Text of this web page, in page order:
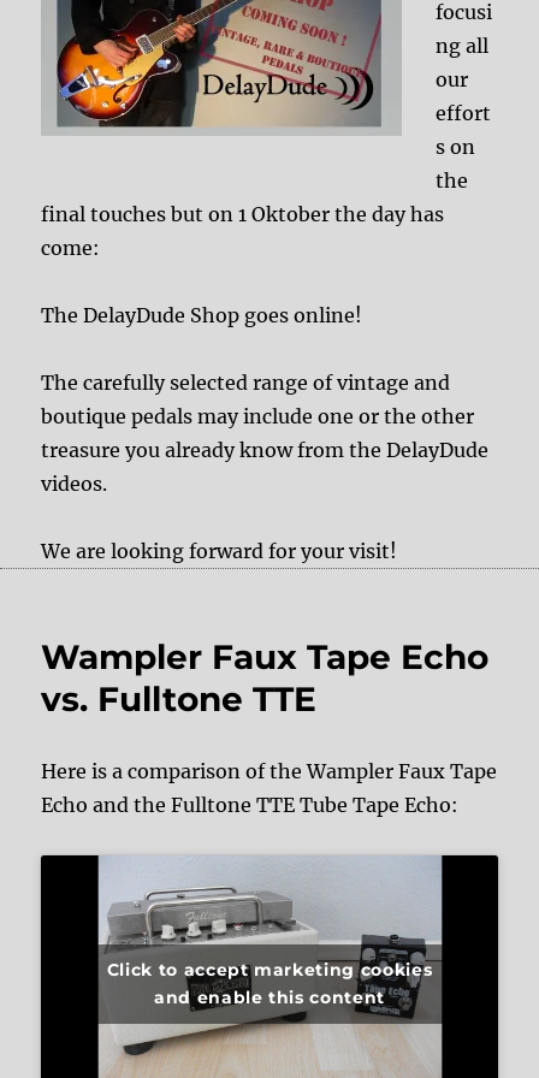
focusi
ng all
our
effort
s on
the
final touches but on 1 Oktober the day has
come:
The DelayDude Shop goes online!
The carefully selected range of vintage and
boutique pedals may include one or the other
treasure you already know from the DelayDude
videos.
We are looking forward for your visit!
Wampler Faux Tape Echo
vs. Fulltone TTE
Here is a comparison of the Wampler Faux Tape
Echo and the Fulltone TTE Tube Tape Echo:
Click to accept marketing cookies
and enable this content